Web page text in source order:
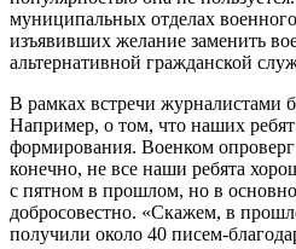
муниципальных отделах
изъявивших желание заменить
альтернативной гражданской
В рамках встречи журналистами
Например, о том, что наших ребят
формирования. Военком
конечно, не все наши ребята
с пятном в прошлом, но в
добросовестно. «Скажем, в
получили около 40 писем-